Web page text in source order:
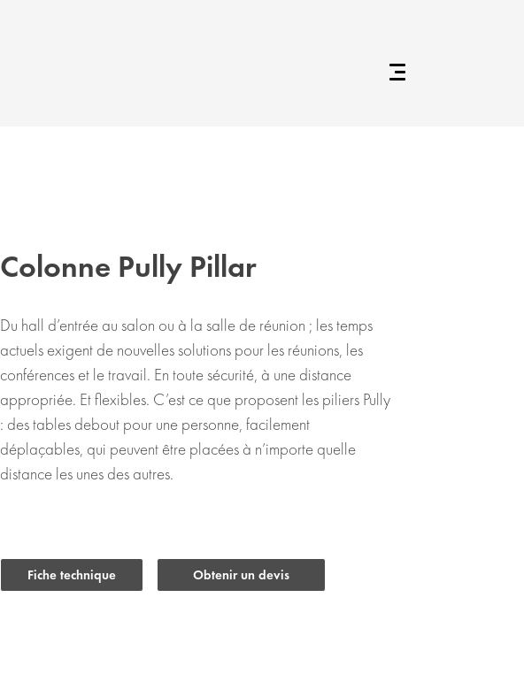
Colonne Pully Pillar
Du hall d’entrée au salon ou à la salle de réunion ; les temps
actuels exigent de nouvelles solutions pour les réunions, les
conférences et le travail. En toute sécurité, à une distance
appropriée. Et flexibles. C’est ce que proposent les piliers Pully
: des tables debout pour une personne, facilement
déplaçables, qui peuvent être placées à n’importe quelle
distance les unes des autres.
Fiche technique Obtenir un devis